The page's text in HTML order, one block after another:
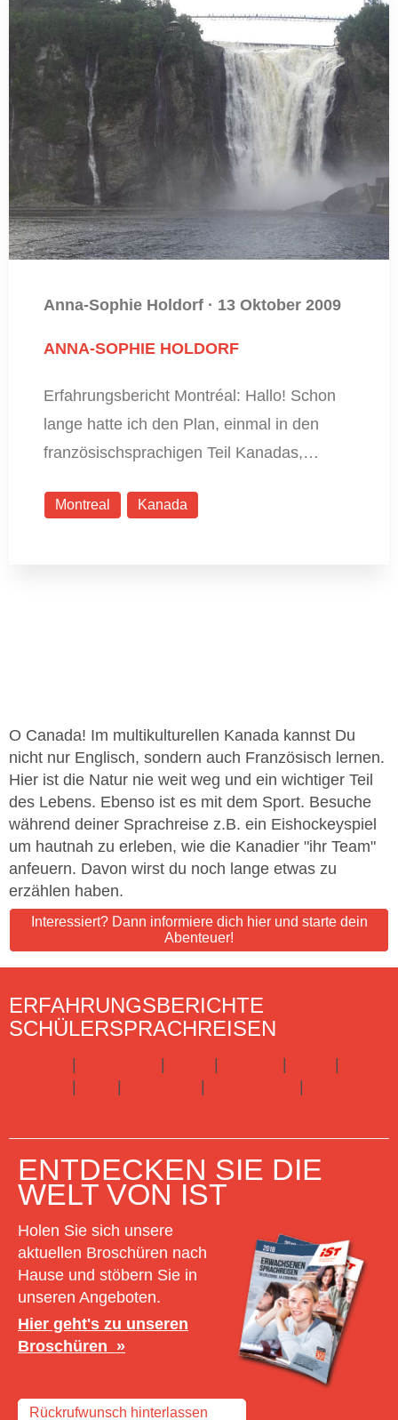
Anna-Sophie Holdorf · 13 Oktober 2009
ANNA-SOPHIE HOLDORF
Erfahrungsbericht Montréal: Hallo! Schon
lange hatte ich den Plan, einmal in den
französischsprachigen Teil Kanadas,…
Montreal Kanada
O Canada! Im multikulturellen Kanada kannst Du
nicht nur Englisch, sondern auch Französisch lernen.
Hier ist die Natur nie weit weg und ein wichtiger Teil
des Lebens. Ebenso ist es mit dem Sport. Besuche
während deiner Sprachreise z.B. ein Eishockeyspiel
um hautnah zu erleben, wie die Kanadier "ihr Team"
anfeuern. Davon wirst du noch lange etwas zu
erzählen haben.
Interessiert? Dann informiere dich hier und starte dein
Abenteuer!
ERFAHRUNGSBERICHTE
SCHÜLERSPRACHREISEN
| | | |
|
| | | |
ENTDECKEN SIE DIE
WELT VON IST
Holen Sie sich unsere
aktuellen Broschüren nach
Hause und stöbern Sie in
unseren Angeboten.
Hier geht's zu unseren
Broschüren
Rückrufwunsch hinterlassen